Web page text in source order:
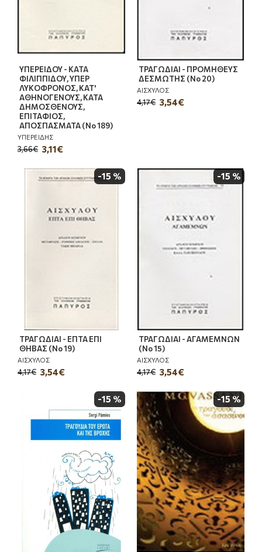
ΥΠΕΡΕΙΔΟΥ - ΚΑΤΑ
ΦΙΛΙΠΠΙΔΟΥ, ΥΠΕΡ
ΛΥΚΟΦΡΟΝΟΣ, ΚΑΤ'
ΑΘΗΝΟΓΕΝΟΥΣ, ΚΑΤΑ
ΔΗΜΟΣΘΕΝΟΥΣ,
ΕΠΙΤΑΦΙΟΣ,
ΑΠΟΣΠΑΣΜΑΤΑ (Νο 189)
ΥΠΕΡΕΙΔΗΣ
3,11€
3,66€
ΤΡΑΓΩΔΙΑΙ - ΠΡΟΜΗΘΕΥΣ
ΔΕΣΜΩΤΗΣ (Νο 20)
ΑΙΣΧΥΛΟΣ
3,54€
4,17€
-15 %
ΤΡΑΓΩΔΙΑΙ - ΕΠΤΑ ΕΠΙ
ΘΗΒΑΣ (Νο 19)
ΑΙΣΧΥΛΟΣ
3,54€
4,17€
-15 %
ΤΡΑΓΩΔΙΑΙ - ΑΓΑΜΕΜΝΩΝ
(Νο 15)
ΑΙΣΧΥΛΟΣ
3,54€
4,17€
-15 % -15 %